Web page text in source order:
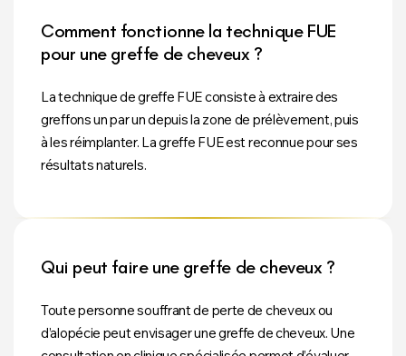
Comment fonctionne la technique FUE
pour une greffe de cheveux ?
La technique de greffe FUE consiste à extraire des
greffons un par un depuis la zone de prélèvement, puis
à les réimplanter. La greffe FUE est reconnue pour ses
résultats naturels.
Qui peut faire une greffe de cheveux ?
Toute personne souffrant de perte de cheveux ou
d’alopécie peut envisager une greffe de cheveux. Une